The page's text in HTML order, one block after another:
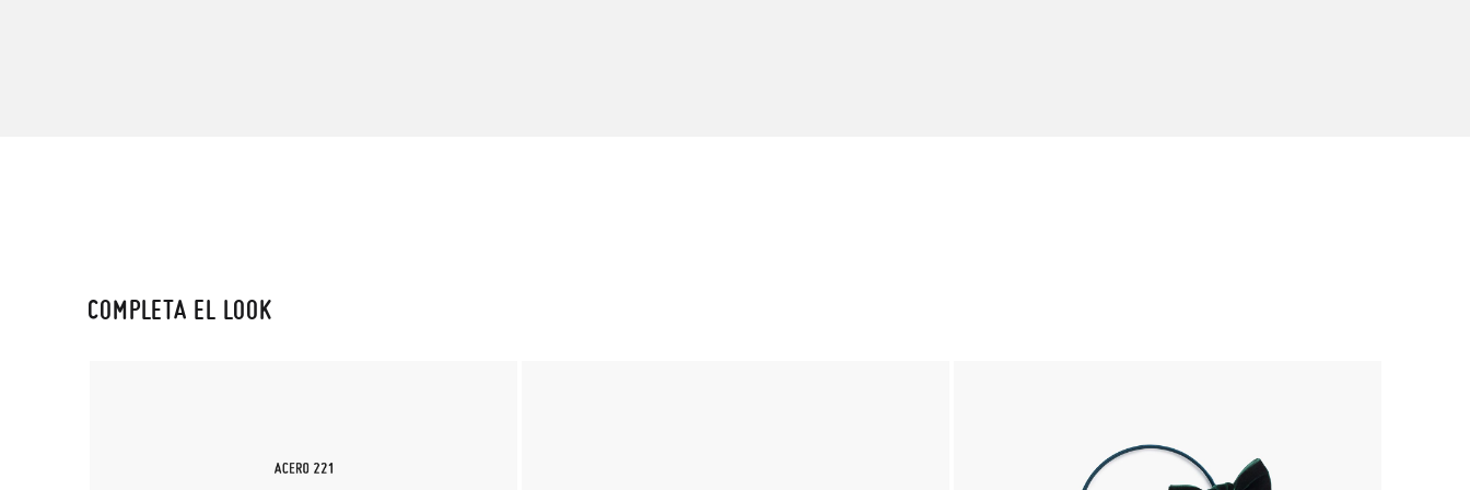
COMPLETA EL LOOK